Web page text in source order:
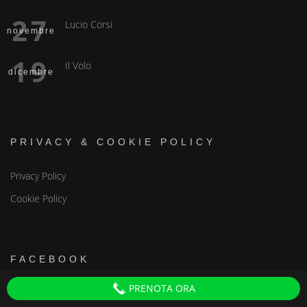
27
novembre Lucio Corsi
19
dicembre Il Volo
PRIVACY & COOKIE POLICY
Privacy Policy
Cookie Policy
FACEBOOK
Discoteche Firenze
PRENOTA ORA